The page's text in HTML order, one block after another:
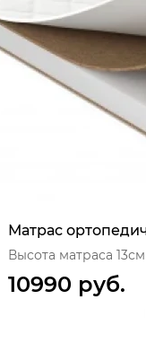
Матрас
Высота матраса 13см
10990 руб.